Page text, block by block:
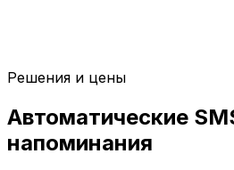
Решения и цены
Автоматические
напоминания